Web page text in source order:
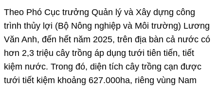
Theo Phó Cục trưởng Quản lý và Xây dựng công
trình thủy lợi (Bộ Nông nghiệp và Môi trường) Lương
Văn Anh, đến hết năm 2025, trên địa bàn cả nước có
hơn 2,3 triệu cây trồng áp dụng tưới tiên tiến, tiết
kiệm nước. Trong đó, diện tích cây trồng cạn được
tưới tiết kiệm khoảng 627.000ha, riêng vùng Nam